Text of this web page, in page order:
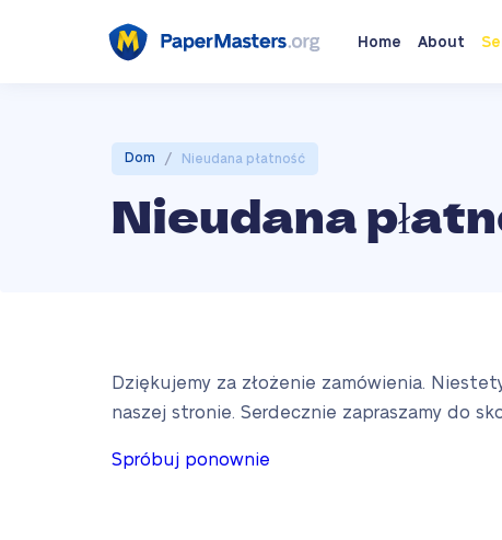
Home About
Dom / Nieudana płatność
Nieudana
Dziękujemy za złożenie zamówienia.
naszej stronie. Serdecznie zapraszamy do
Spróbuj ponownie